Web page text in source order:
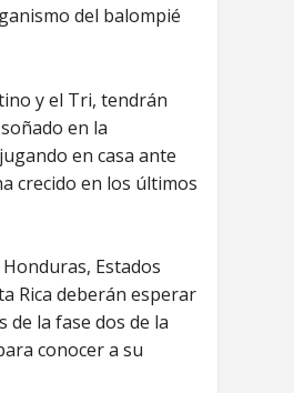
del balompié
y el Tri, tendrán
en la
en casa ante
crecido en los últimos
Estados
Rica deberán esperar
de la fase dos de la
conocer a su